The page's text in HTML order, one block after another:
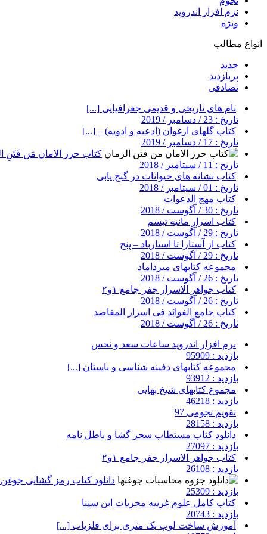
نرم افزار اندروید
ویژه
انواع مطالب
جدید
پربازدید
تصادفی
نام های تاریخی و قدیمی جغرافیایی [...]
تاریخ : 23 / دسامبر / 2019
کتاب گلهای ارغوان (ادعیه و ادویه) – [...]
تاریخ : 17 / دسامبر / 2019
کتاب حرز الامان مَن فَتَنِ
تاریخ : 11 / سپتامبر / 2018
کتاب نشانه های حیوانات در گنج یابی
تاریخ : 01 / سپتامبر / 2018
کتاب مهج الدعوات
تاریخ : 30 / آگوست / 2018
کتاب اسرار مانیه تیسم
تاریخ : 29 / آگوست / 2018
کتاب از آستارا تا استارباد – پنج
تاریخ : 29 / آگوست / 2018
مجموعه کتابهای میرداماد
تاریخ : 26 / آگوست / 2018
کتاب جواهر الاسرار جفر جامع ۱و۲
تاریخ : 26 / آگوست / 2018
کتاب جامع الفوائد فی اسرار المقاصد
تاریخ : 26 / آگوست / 2018
نرم افزار اندروید ساعات سعد و نحس
بازدید : 95909
مجموعه کتابهای دفینه شناسی و باستان [...]
بازدید : 93912
مجموع کتابهای شیخ بهایی
بازدید : 46218
تقویم نجومی 97
بازدید : 28158
دانلود کتاب مستطاب سحر گشا و باطل نامه
بازدید : 27097
کتاب جواهر الاسرار جفر جامع ۱و۲
بازدید : 26108
دانلود کتاب رمز گشایی
بازدید : 25309
کتاب کامل علوم غریبه مجربات ابن سینا
بازدید : 20743
آموزش ساخت لوپ یک متری برای فلزیاب [...]